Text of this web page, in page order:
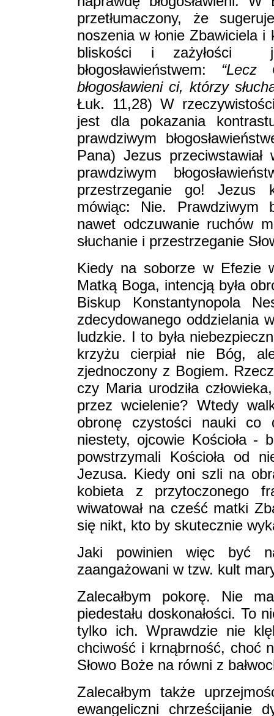
przetłumaczony, że
noszenia w łonie Zbawiciela
bliskości i zażyłości
błogosławieństwem: “Lecz
błogosławieni ci, którzy
Łuk. 11,28) W
jest dla pokazania
prawdziwym
Pana) Jezus
prawdziwym
przestrzeganie go! Jezus
mówiąc: Nie. Prawdziwym
nawet odczuwanie ruchów
słuchanie i przestrzeganie
Kiedy na soborze w Efezie
Matką Boga, intencją była
Biskup Konstantynopola
zdecydowanego oddzielania
ludzkie. I to była
krzyżu cierpiał nie Bóg,
zjednoczony z Bogiem.
czy Maria urodziła
przez wcielenie? Wtedy
obronę czystości nauki co
niestety, ojcowie Kościoła -
powstrzymali Kościoła od
Jezusa. Kiedy oni szli na
kobieta z przytoczonego
wiwatował na cześć matki
się nikt, kto by skutecznie
Jaki powinien więc być
zaangażowani w tzw. kult
Zalecałbym pokorę. Nie
piedestału doskonałości. To
tylko ich. Wprawdzie nie
chciwość i krnąbrność, choć
Słowo Boże na równi z
Zalecałbym także
ewangeliczni chrześcijanie